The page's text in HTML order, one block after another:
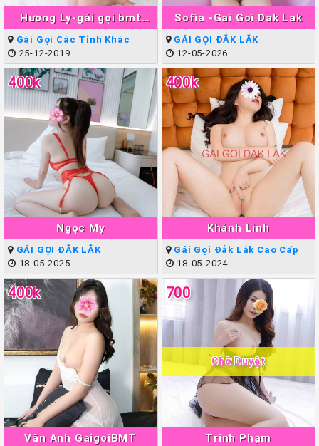
Hương Ly-gái gọi bmt
Xinh Teen Đẹp
Gái Gọi Các Tỉnh Khác
25-12-2019
Sofia -Gai Goi Dak Lak
GÁI GỌI ĐẮK LẮK
12-05-2026
Ngọc My
400k
GÁI GỌI ĐẮK LẮK
18-05-2025
Khánh Linh
400k
Gái Gọi Đắk Lắk Cao Cấp
18-05-2024
Vân Anh GaigoiBMT
400k
Trinh Phạm
700
Chờ Duyệt